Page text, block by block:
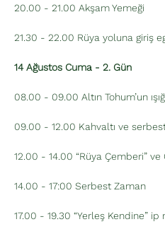
20.00 - 21.00 Akşam Yemeği
21.30 - 22.00 Rüya yoluna giriş
14 Ağustos Cuma - 2. Gün
08.00 - 09.00 Altın Tohum’un
09.00 - 12.00 Kahvaltı ve
12.00 - 14.00 “Rüya Çemberi”
14.00 - 17:00 Serbest Zaman
17.00 - 19.30 “Yerleş Kendine”